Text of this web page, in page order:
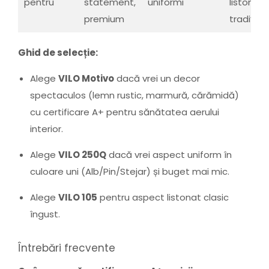
premium
Ghid de selecție:
Alege VILO Motivodacă vrei un decor
spectaculos (lemn rustic, marmură, cărămidă)
cu certificare A+ pentru sănătatea aerului
interior.
Alege VILO 250Qdacă vrei aspect uniform în
culoare uni (Alb/Pin/Stejar) și buget mai mic.
Alege VILO 105 pentru aspect listonat clasic
îngust.
Întrebări frecvente